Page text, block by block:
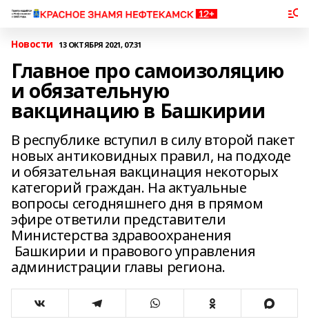
Новости 13 ОКТЯБРЯ 2021, 07:31
Главное про самоизоляцию
и обязательную
вакцинацию в Башкирии
В республике вступил в силу второй пакет
новых антиковидных правил, на подходе
и обязательная вакцинация некоторых
категорий граждан. На актуальные
вопросы сегодняшнего дня в прямом
эфире ответили представители
Министерства здравоохранения
Башкирии и правового управления
администрации главы региона.